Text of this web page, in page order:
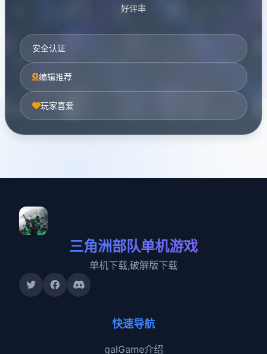
好评率
安全认证
编辑推荐
玩家喜爱
三角洲部队单机游戏
单机下载,破解版下载
快速导航
galGame介绍